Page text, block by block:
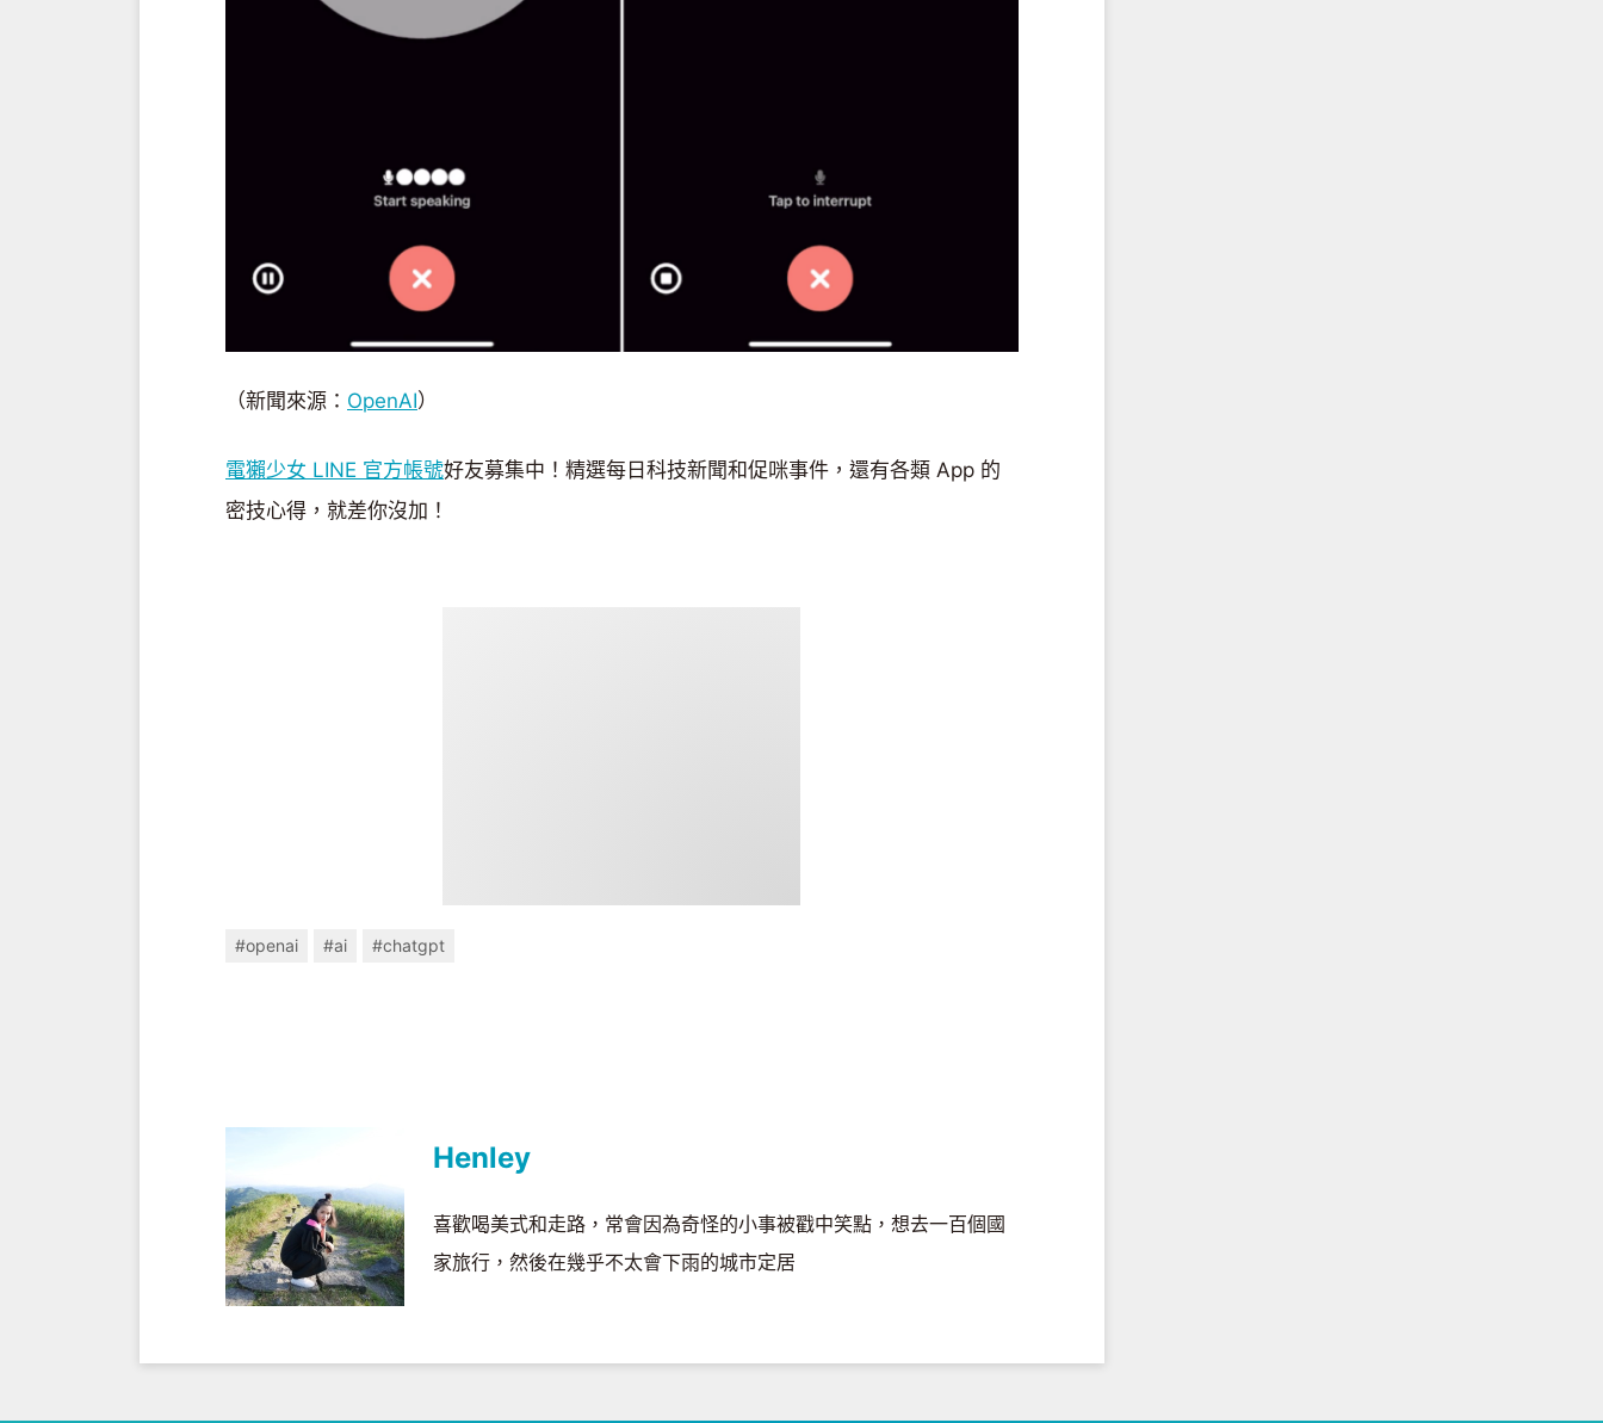
（新聞來源： OpenAI）
電獺少女 LINE 官方帳號好友募集中！精選每日科技新聞和促咪事件，還有各類 App 的
密技心得，就差你沒加！
#openai #ai #chatgpt
Henley
喜歡喝美式和走路，常會因為奇怪的小事被戳中笑點，想去一百個國
家旅行，然後在幾乎不太會下雨的城市定居